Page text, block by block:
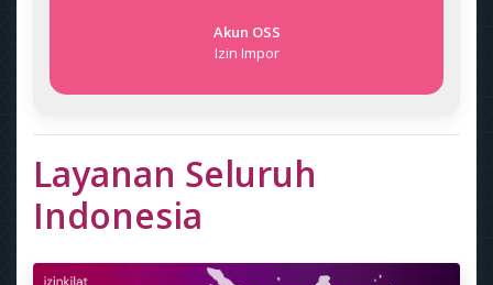
Akun OSS
Izin Impor
Layanan Seluruh
Indonesia